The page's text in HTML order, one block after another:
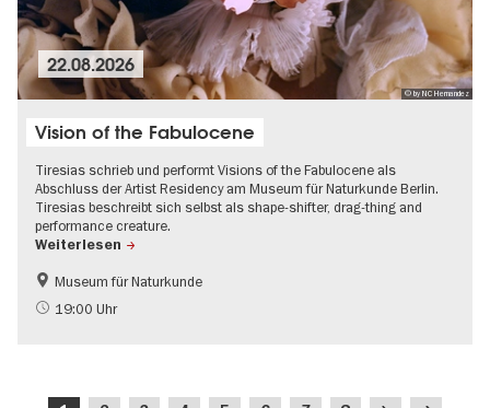
© by NC Hernandez
22.08.2026
Vision of the Fabulocene
Tiresias schrieb und performt Visions of the Fabulocene als
Abschluss der Artist Residency am Museum für Naturkunde Berlin.
Tiresias beschreibt sich selbst als shape-shifter, drag-thing and
performance creature.
Weiterlesen
International
Museum für Naturkunde
19:00 Uhr
Seitennummerierung